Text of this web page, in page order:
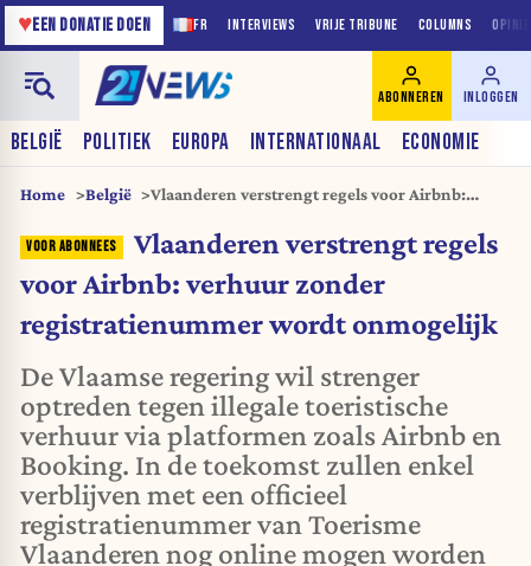
FR INTERVIEWS VRIJE TRIBUNE COLUMNS
♥EEN DONATIE DOEN
BELGIË POLITIEK EUROPA INTERNATIONAAL ECONOMIE
ABONNEREN INLOGGEN
Home België
Vlaanderen verstrengt regels voor Airbnb:
onmogelijk
Vlaanderen verstrengt regels
voor Airbnb: verhuur zonder
registratienummer wordt onmogelijk
De Vlaamse regering wil strenger
optreden tegen illegale toeristische
verhuur via platformen zoals Airbnb en
Booking. In de toekomst zullen enkel
verblijven met een officieel
registratienummer van Toerisme
Vlaanderen nog online mogen worden